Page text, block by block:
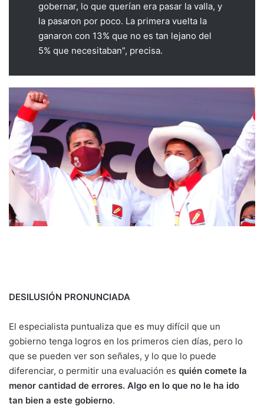
gobernar, lo que querían era pasar la valla, y
la pasaron por poco. La primera vuelta la
ganaron con 13% que no es tan lejano del
5% que necesitaban”, precisa.
DESILUSIÓN PRONUNCIADA
El especialista puntualiza que es muy difícil que un
gobierno tenga logros en los primeros cien días, pero lo
que se pueden ver son señales, y lo que lo puede
diferenciar, o permitir una evaluación es quién comete la
menor cantidad de errores. Algo en lo que no le ha ido
tan bien a este gobierno.